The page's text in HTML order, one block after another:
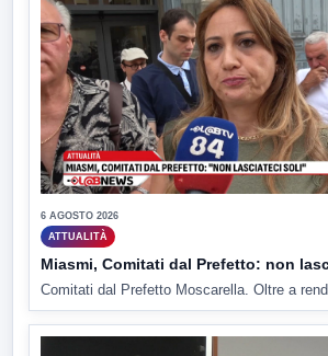
6 AGOSTO 2026
ATTUALITÀ
Miasmi, Comitati dal Prefetto: non
Comitati dal Prefetto Moscarella. Oltre a